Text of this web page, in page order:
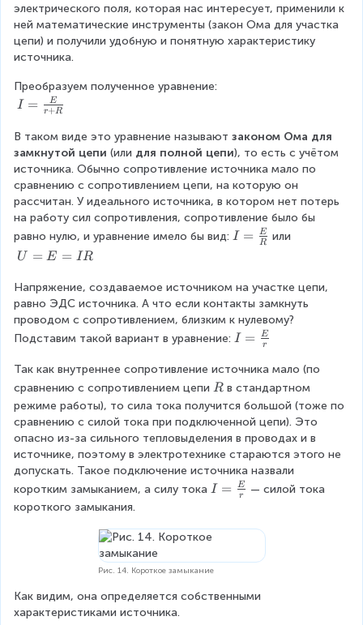
электрического поля, которая нас интересует, применили к
ней математические инструменты (закон Ома для участка
цепи) и получили удобную и понятную характеристику
источника.
Преобразуем полученное уравнение:
I
\
fr
a
c
{
E
}
{
r
+
R
}
I = r+R
E
В таком виде это уравнение называют законом Ома для
замкнутой цепи (или для полной цепи), то есть с учётом
источника. Обычно сопротивление источника мало по
сравнению с сопротивлением цепи, на которую он
рассчитан. У идеального источника, в котором нет потерь
на работу сил сопротивления, сопротивление было бы
равно нулю, и уравнение имело бы вид: I
fr
a
c
{
}
}
I = R
E или
\
U
=
E
=
R
U = E = IR
Напряжение, создаваемое источником на участке цепи,
равно ЭДС источника. А что если контакты замкнуть
проводом с сопротивлением, близким к нулевому?
Подставим такой вариант в уравнение: I
\
fr
a
c
{
E
}
{
r
I = r
E
Так как внутреннее сопротивление источника мало (по
сравнению с сопротивлением цепи \
\
R
R в стандартном
режиме работы), то сила тока получится большой (тоже по
сравнению с силой тока при подключенной цепи). Это
опасно из-за сильного тепловыделения в проводах и в
источнике, поэтому в электротехнике стараются этого не
допускать. Такое подключение источника назвали
коротким замыканием, а силу тока I
fr
c
E
I = r
E
— силой тока
короткого замыкания.
Рис. 14. Короткое замыкание
Как видим, она определяется собственными
характеристиками источника.